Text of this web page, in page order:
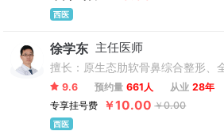
西医
徐学东 主任医师
擅长：原生态肋软骨鼻综合整形、
9.6 预约量 661人 从业 28年
专享挂号费
￥10.00 ￥0.00
西医